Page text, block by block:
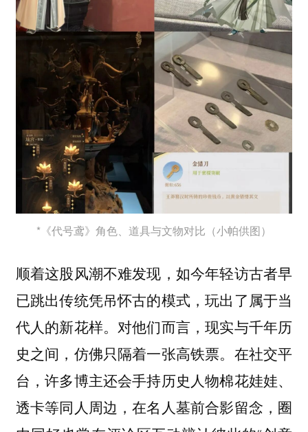
*《代号鸢》角色、道具与文物对比（小帕供图）
顺着这股风潮不难发现，如今年轻访古者早
已跳出传统凭吊怀古的模式，玩出了属于当
代人的新花样。对他们而言，现实与千年历
史之间，仿佛只隔着一张高铁票。在社交平
台，许多博主还会手持历史人物棉花娃娃、
透卡等同人周边，在名人墓前合影留念，圈